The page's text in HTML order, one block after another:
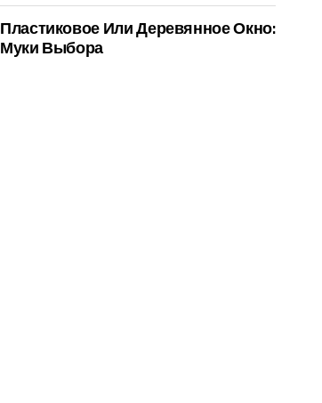
Пластиковое Или Деревянное Окно:
Муки Выбора